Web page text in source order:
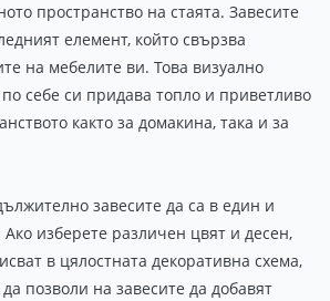
пространство на стаята. Завесите
елемент, който свързва
на мебелите ви. Това визуално
себе си придава топло и приветливо
както за домакина, така и за
завесите да са в един и
изберете различен цвят и десен,
в цялостната декоративна схема,
позволи на завесите да добавят